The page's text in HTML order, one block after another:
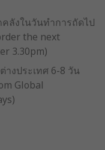
ลังในวันทำการถัดไป
the next
3.30pm)
างประเทศ 6-8 วัน
Global